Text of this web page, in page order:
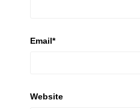
Email*
Website